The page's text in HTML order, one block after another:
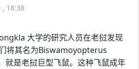
, 18:38
大学的研究人员在老挝发现
将其名为Biswamoyopterus
就是老挝巨型飞鼠。这种飞鼠成年